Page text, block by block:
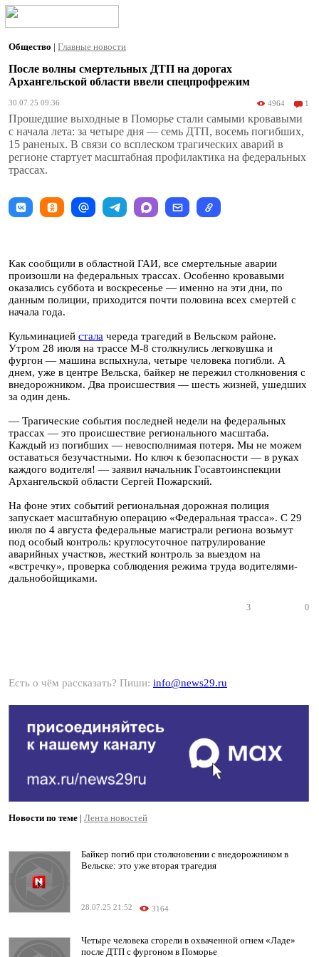
Общество | Главные новости
После волны смертельных ДТП на дорогах
Архангельской области ввели спецпрофрежим
30.07.25 09:36 4964 1
Прошедшие выходные в Поморье стали самыми кровавыми
с начала лета: за четыре дня — семь ДТП, восемь погибших,
15 раненых. В связи со всплеском трагических аварий в
регионе стартует масштабная профилактика на федеральных
трассах.
Как сообщили в областной ГАИ, все смертельные аварии
произошли на федеральных трассах. Особенно кровавыми
оказались суббота и воскресенье — именно на эти дни, по
данным полиции, приходится почти половина всех смертей с
начала года.
Кульминацией стала череда трагедий в Вельском районе.
Утром 28 июля на трассе М-8 столкнулись легковушка и
фургон — машина вспыхнула, четыре человека погибли. А
днем, уже в центре Вельска, байкер не пережил столкновения с
внедорожником. Два происшествия — шесть жизней, ушедших
за один день.
— Трагические события последней недели на федеральных
трассах — это происшествие регионального масштаба.
Каждый из погибших — невосполнимая потеря. Мы не можем
оставаться безучастными. Но ключ к безопасности — в руках
каждого водителя! — заявил начальник Госавтоинспекции
Архангельской области Сергей Пожарский.
На фоне этих событий региональная дорожная полиция
запускает масштабную операцию «Федеральная трасса». С 29
июля по 4 августа федеральные магистрали региона возьмут
под особый контроль: круглосуточное патрулирование
аварийных участков, жесткий контроль за выездом на
«встречку», проверка соблюдения режима труда водителями-
дальнобойщиками.
3 0
Есть о чём рассказать? Пиши: info@news29.ru
Новости по теме | Лента новостей
Байкер погиб при столкновении с внедорожником в
Вельске: это уже вторая трагедия
28.07.25 21:52 3164
Четыре человека сгорели в охваченной огнем «Ладе»
после ДТП с фургоном в Поморье